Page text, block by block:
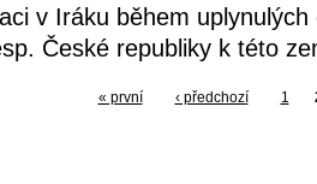
v Iráku během
České republiky k této
« první ‹ předchozí 1